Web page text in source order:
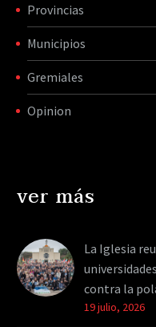
Provincias
Municipios
Gremiales
Opinion
ver más
La Iglesia
contra la
19 julio, 2026